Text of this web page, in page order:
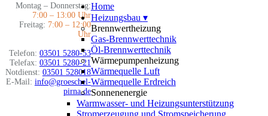
Montag – Donnerstag:
7:00 – 13:00 Uhr
Freitag: 7:00 – 12:00
Uhr
Telefon: 03501 5280-53
Telefax: 03501 5280-21
Notdienst: 03501 528018
E-Mail: info@groeschel-
pirna.de
Home
Heizungsbau ▾
Brennwertheizung
Gas-Brennwerttechnik
Öl-Brennwerttechnik
Wärmepumpenheizung
Wärmequelle Luft
Wärmequelle Erdreich
Sonnenenergie
Warmwasser- und Heizungsunterstützung
Stromerzeugung und Stromspeicherung